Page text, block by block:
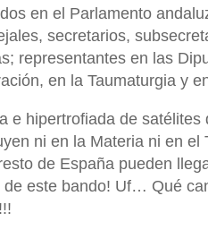
en el Parlamento
secretarios,
representantes en las
en la Taumaturgia y
e hipertrofiada de satélites
ni en la Materia ni en el
de España pueden
este bando! Uf… Qué